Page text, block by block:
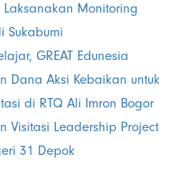
Monitoring
Sukabumi
GREAT Edunesia
Dana Aksi Kebaikan untuk
di RTQ Ali Imron Bogor
Visitasi Leadership Project
31 Depok